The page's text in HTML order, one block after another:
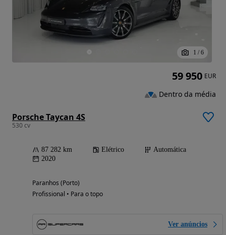
1 / 6
Porsche Taycan 4S
530 cv
87 282 km Elétrico
Automática
2020
Paranhos (Porto)
Profissional • Para o topo
Ver anúncios
59 950 EUR
Dentro da média